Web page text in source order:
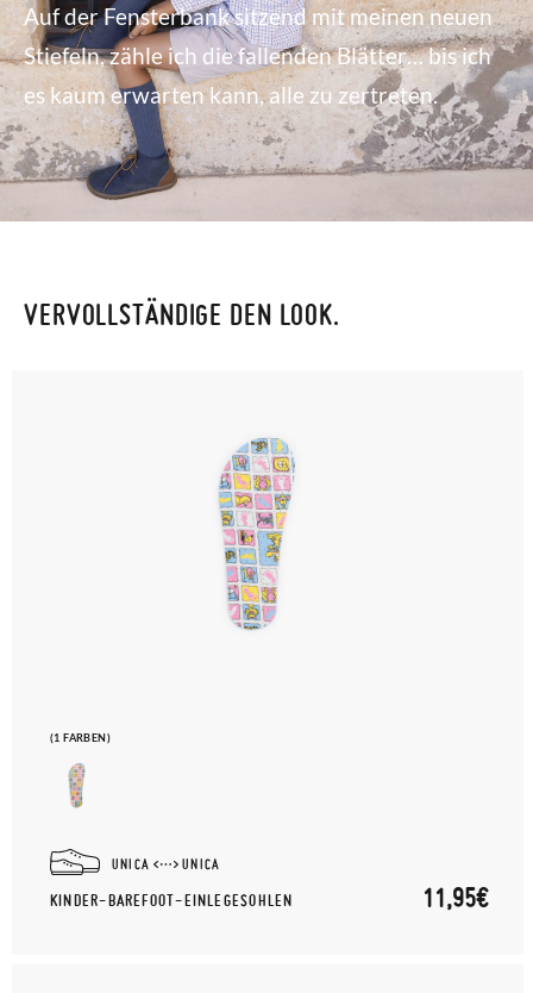
Auf der Fensterbank sitzend mit meinen neuen
Stiefeln, zähle ich die fallenden Blätter… bis ich
es kaum erwarten kann, alle zu zertreten.
VERVOLLSTÄNDIGE DEN LOOK.
(1 FARBEN)
UNICA UNICA
KINDER-BAREFOOT-EINLEGESOHLEN 11,95€